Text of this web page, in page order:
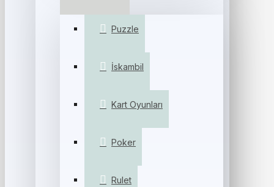
Puzzle
İskambil
Kart Oyunları
Poker
Rulet